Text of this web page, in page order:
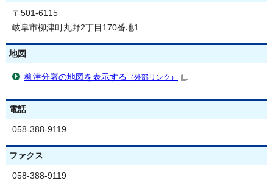
〒501-6115
岐阜市柳津町丸野2丁目170番地1
地図
柳津分署の地図を表示する （外部リンク）
電話
058-388-9119
ファクス
058-388-9119